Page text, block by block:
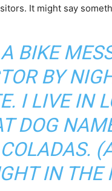
It might say
BIKE
BY
I LIVE IN
DOG
IN THE